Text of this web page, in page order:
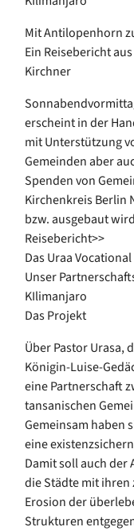
Mit Antilopenhorn
Ein Reisebericht
Kirchner
erscheint in der
mit Unterstützung
Gemeinden aber
Spenden von
Kirchenkreis Berlin
bzw. ausgebaut
Reisebericht>>
Das Uraa
Unser
KIlimanjaro
Das Projekt
Über Pastor Urasa,
Königin-Luise-
eine Partnerschaft
tansanischen
Gemeinsam haben
eine
Damit soll auch
die Städte mit
Erosion der
Strukturen